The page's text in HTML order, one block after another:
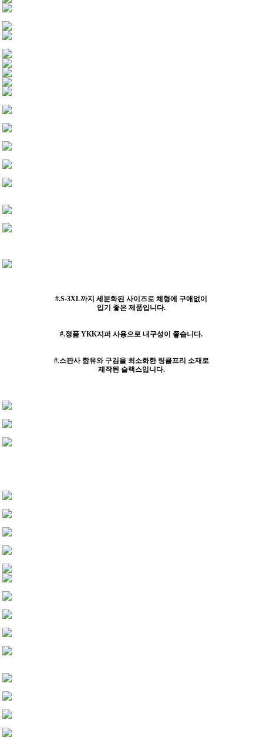
#.S-3XL까지 세분화된 사이즈로 체형에 구애없이
입기 좋은 제품입니다.
#.정품 YKK지퍼 사용으로 내구성이 좋습니다.
#.스판사 함유와 구김을 최소화한 링클프리 소재로
제작된 슬랙스입니다.